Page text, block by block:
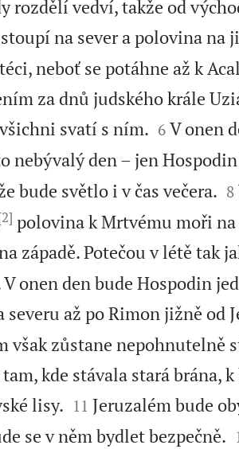
rozdělí vedví, takže od
na sever a polovina na
neboť se potáhne až k
za dnů judského krále
svatí s ním.
6 V onen
nebývalý den – jen
bude světlo i v čas večera.
8
polovina k Mrtvému moři
západě. Potečou v létě tak
onen den bude Hospodin
severu až po Rimon jižně od
však zůstane nepohnutelně
kde stávala stará brána,
lisy.
11 Jeruzalém bude
se v něm bydlet bezpečně.